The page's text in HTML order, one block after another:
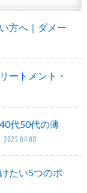
方へ｜ダメー
ートメント・
代50代の薄
2025.04.08
たい5つのポ